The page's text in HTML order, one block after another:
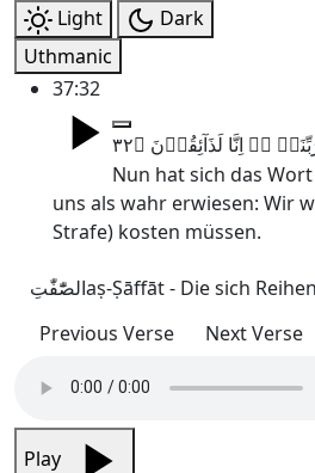
Light
Dark
Uthmanic
37:32
Nun hat sich das
uns als wahr erwiesen: Wir
Strafe) kosten müssen.
الصّٰٓفّٰتِaṣ-Ṣāffāt - Die sich
Previous Verse
Next Verse
Play